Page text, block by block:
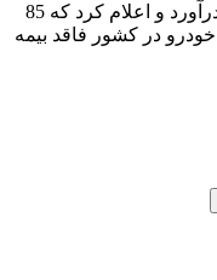
معاون بیمه مرکزی زنگ خطر را به صدا درآورد و اعلام کرد که 85
در کشور فاقد بیمه